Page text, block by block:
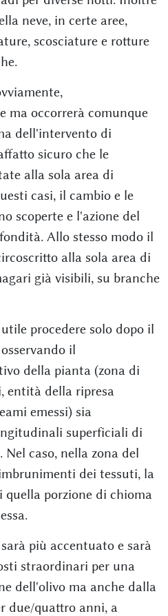
neve, in certe aree,
scosciature e rotture
ma occorrerà comunque
dell'intervento di
sicuro che le
alla sola area di
casi, il cambio e le
scoperte e l'azione del
Allo stesso modo il
alla sola area di
già visibili, su branche
procedere solo dopo il
il
della pianta (zona di
entità della ripresa
emessi) sia
superficiali di
caso, nella zona del
dei tessuti, la
porzione di chioma
più accentuato e sarà
straordinari per una
dell'olivo ma anche dalla
due/quattro anni, a